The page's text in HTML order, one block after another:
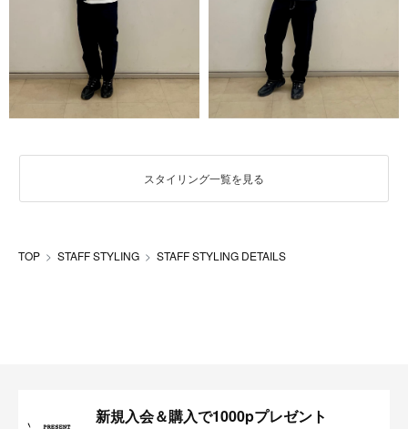
スタイリング一覧を見る
TOP STAFF STYLING STAFF STYLING DETAILS
新規入会＆購入で1000pプレゼント